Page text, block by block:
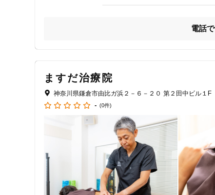
現在は年間8,000件を超える妊産婦ケアをさせていただい
高い専門性を身につけたセラピストによる適切なケアを
クリニックとの連携をはかりながら、
患者様や外来の方のリラクゼーションにお役立ていただ
このたびのクリニック内に本格的な癒しのサロンが開設
新しいマタニティケアのあり方を提供でき、
みなさまのマタニティライフをより豊かなものにできる
「いたわりつなげる。」
電話
ますだ治療院
神奈川県鎌倉市由比ガ浜２－６－２０ 第２田中ビル１F
- (0件)